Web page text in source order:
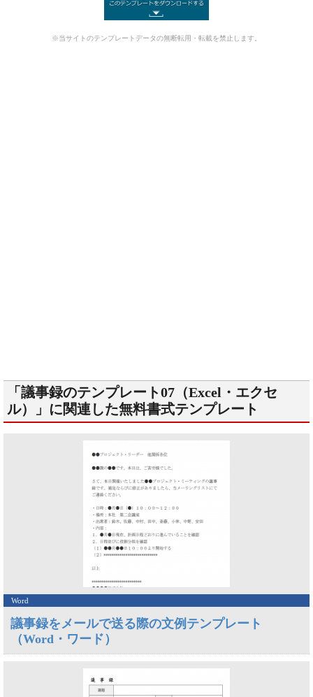
※当サイトのテンプレートデータの無断転用・転載を禁止します。
「議事録のテンプレート07（Excel・エクセ
ル）」に関連した無料書式テンプレート
Word
議事録をメールで送る際の文例テンプレート
（Word・ワード）